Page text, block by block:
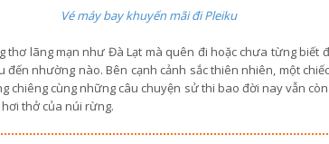
Vé máy bay khuyến mãi đi Pleiku
thơ lãng mạn như Đà Lạt mà quên đi hoặc chưa từng biết
đến nhường nào. Bên cạnh cảnh sắc thiên nhiên, một chiếc
chiêng cùng những câu chuyện sử thi bao đời nay vẫn
thở của núi rừng.